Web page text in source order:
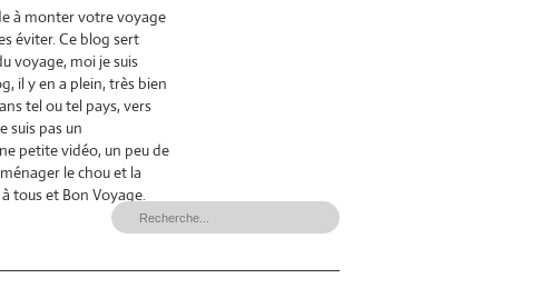
à monter votre voyage
éviter. Ce blog sert
voyage, moi je suis
il y en a plein, très bien
tel ou tel pays, vers
suis pas un
petite vidéo, un peu de
le chou et la
tous et Bon Voyage.